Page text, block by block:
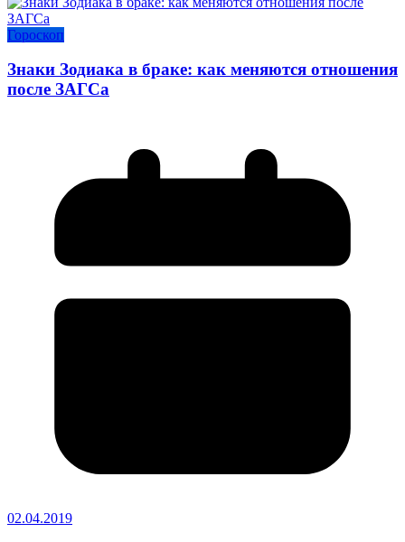
Гороскоп
Знаки Зодиака в браке: как меняются отношения
после ЗАГСа
02.04.2019